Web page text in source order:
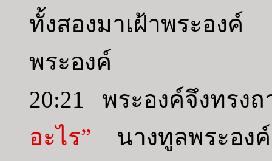
ทั้งสองมาเฝ้าพระอ
พระองค์
20:21 พระองค์จึงทร
อะไร” นางทูลพระอง